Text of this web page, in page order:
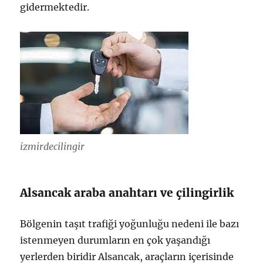
gidermektedir.
izmirdecilingir
Alsancak araba anahtarı ve çilingirlik
Bölgenin taşıt trafiği yoğunluğu nedeni ile bazı
istenmeyen durumların en çok yaşandığı
yerlerden biridir Alsancak, araçların içerisinde